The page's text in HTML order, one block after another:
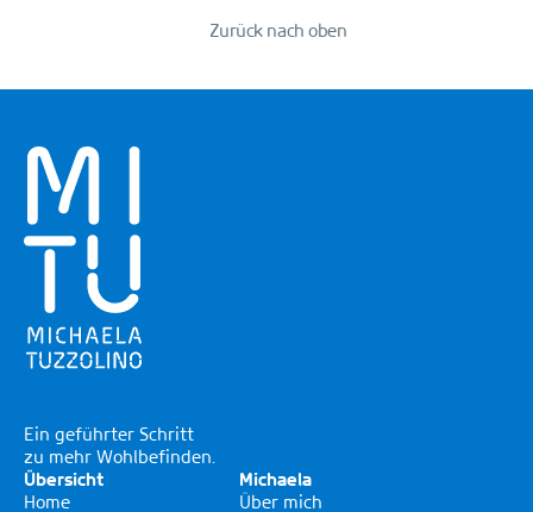
Zurück nach oben
Ein geführter Schritt
zu mehr Wohlbefinden.
Übersicht
Home
Michaela
Über mich